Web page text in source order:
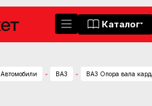
Каталог
Автомобили ВАЗ ВАЗ Опора вала